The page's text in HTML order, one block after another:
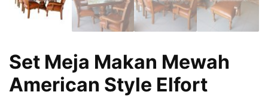
Set Meja Makan Mewah
American Style Elfort